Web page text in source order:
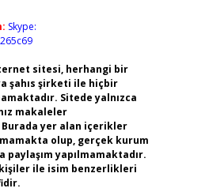
Skype:
sitesi, herhangi bir
şahıs şirketi ile hiçbir
Sitede yalnızca
makaleler
Burada yer alan içerikler
olup, gerçek kurum
paylaşım yapılmamaktadır.
ile isim benzerlikleri